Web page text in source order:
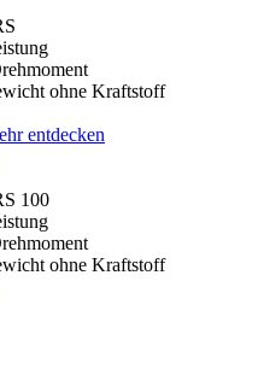
ohne Kraftstoff
entdecken
100
ohne Kraftstoff